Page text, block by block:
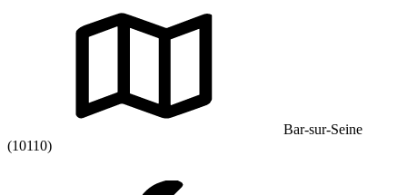
Bar-sur-Seine
(10110)